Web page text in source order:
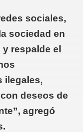
sociales,
sociedad en
respalde el
ilegales,
deseos de
agregó